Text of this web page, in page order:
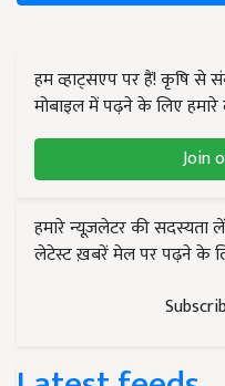
हम व्हाट्सएप पर हैं! कृषि से
मोबाइल में पढ़ने के लिए
Join
हमारे न्यूज़लेटर की सदस्यता
लेटेस्ट ख़बरें मेल पर पढ़ने के